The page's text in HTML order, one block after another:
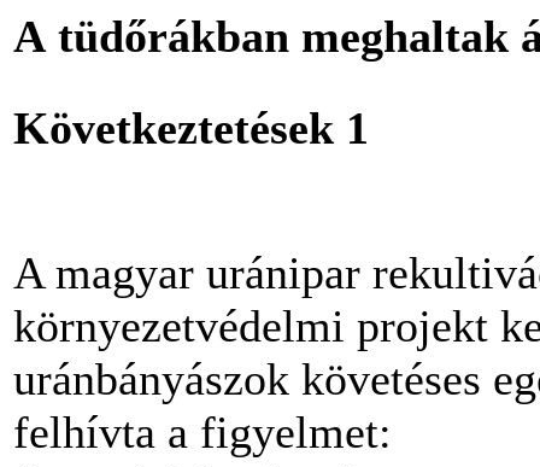
A tüdőrákban meghaltak
Következtetések 1
A magyar uránipar
környezetvédelmi projekt
uránbányászok követéses
felhívta a figyelmet: